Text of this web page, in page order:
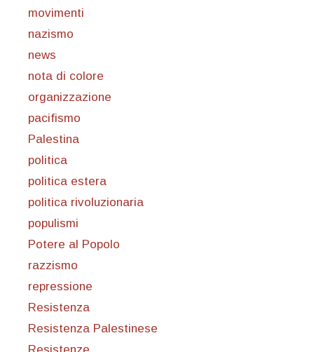
movimenti
nazismo
news
nota di colore
organizzazione
pacifismo
Palestina
politica
politica estera
politica rivoluzionaria
populismi
Potere al Popolo
razzismo
repressione
Resistenza
Resistenza Palestinese